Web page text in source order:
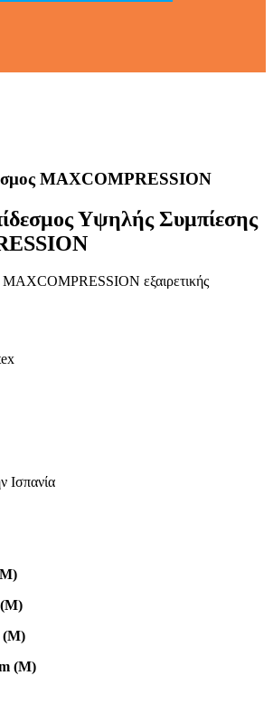
ΜΑΧCOMPRESSION
Υψηλής Συμπίεσης
MAXCOMPRESSION εξαιρετικής
Ισπανία
(Μ)
(Μ)
(Μ)